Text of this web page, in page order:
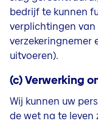
bedrijf te kunnen
verplichtingen
verzekeringnemer
uitvoeren).
(c) Verwerking
Wij kunnen uw
de wet na te leven